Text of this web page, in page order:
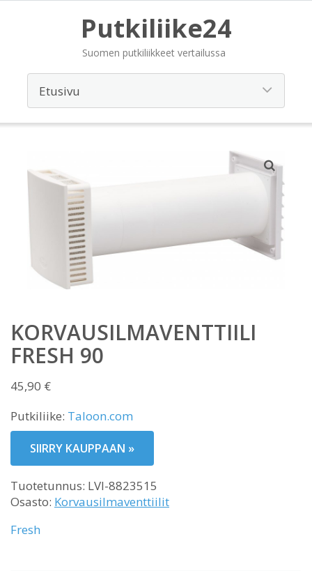
Putkiliike24
Suomen putkiliikkeet vertailussa
KORVAUSILMAVENTTIILI
FRESH 90
45,90 €
Putkiliike: Taloon.com
SIIRRY KAUPPAAN »
Tuotetunnus: LVI-8823515
Osasto: Korvausilmaventtiilit
Fresh